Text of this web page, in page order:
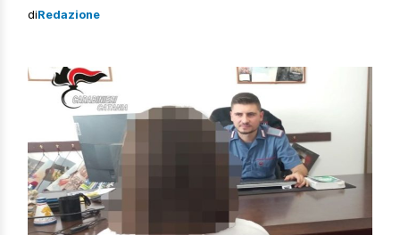
in provincia di Catania. Secondo le informazioni raccolte,
L’incidente si è […]
diRedazione